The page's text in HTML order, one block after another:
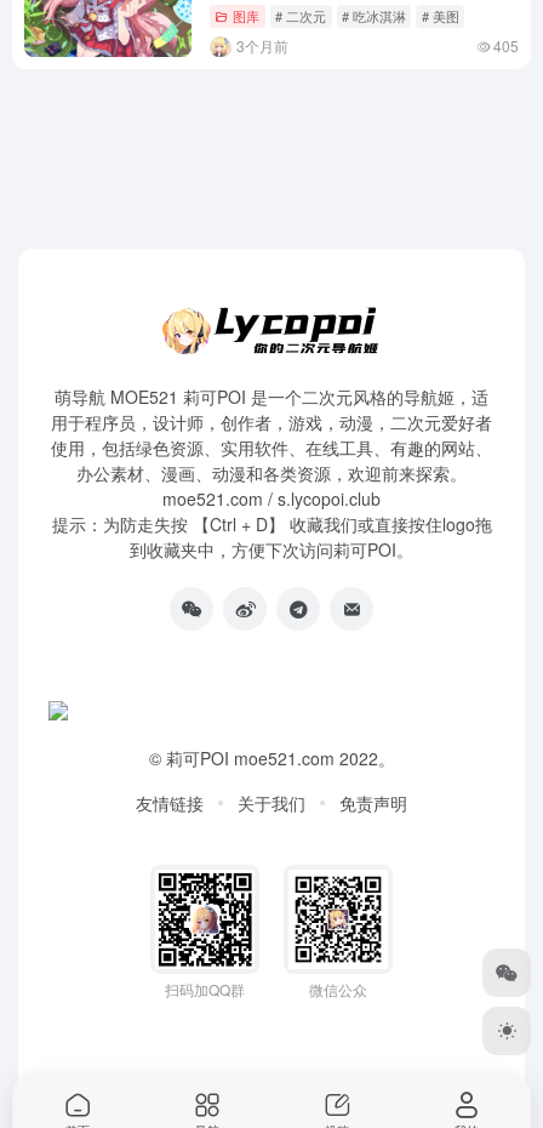
图库 # 二次元 # 吃冰淇淋 # 美图
3个月前 405
萌导航 MOE521 莉可POI 是一个二次元风格的导航姬，适
用于程序员，设计师，创作者，游戏，动漫，二次元爱好者
使用，包括绿色资源、实用软件、在线工具、有趣的网站、
办公素材、漫画、动漫和各类资源，欢迎前来探索。
moe521.com / s.lycopoi.club
提示：为防走失按 【Ctrl + D】 收藏我们或直接按住logo拖
到收藏夹中，方便下次访问莉可POI。
© 莉可POI moe521.com 2022。
友情链接
关于我们 免责声明
扫码加QQ群 微信公众